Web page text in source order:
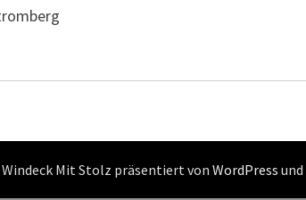
Mit Stolz präsentiert vonWordPress und